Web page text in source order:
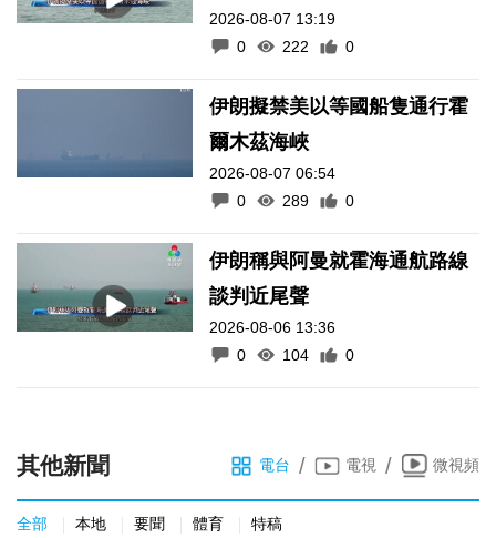
2026-08-07 13:19
0
222 0
伊朗擬禁美以等國船隻通行霍
爾木茲海峽
2026-08-07 06:54
0
289 0
伊朗稱與阿曼就霍海通航路線
談判近尾聲
2026-08-06 13:36
0
104 0
其他新聞 電台 / 電視 / 微視頻
全部 本地 要聞 體育 特稿